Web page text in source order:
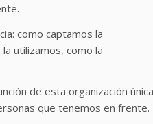
como captamos la
utilizamos, como la
de esta organización
que tenemos en frente.